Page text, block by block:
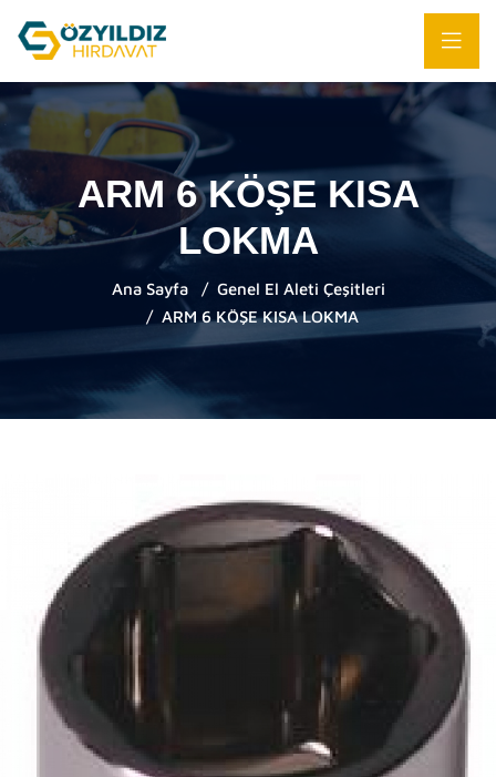
ARM 6 KÖŞE KISA
LOKMA
Ana Sayfa
Genel El Aleti Çeşitleri
ARM 6 KÖŞE KISA LOKMA